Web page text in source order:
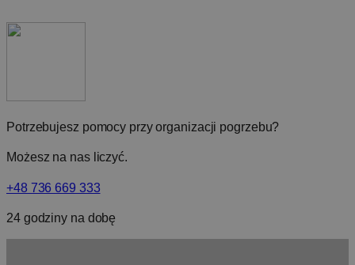
Potrzebujesz pomocy przy organizacji pogrzebu?
Możesz na nas liczyć.
+48 736 669 333
24 godziny na dobę